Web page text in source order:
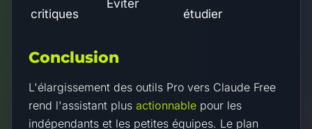
critiques
Éviter
étudier
Conclusion
L'élargissement des outils Pro vers Claude Free
rend l'assistant plus actionnable pour les
indépendants et les petites équipes. Le plan